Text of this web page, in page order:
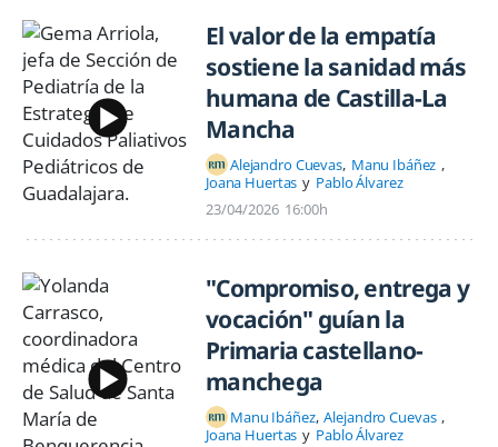
El valor de la empatía
sostiene la sanidad más
humana de Castilla-La
Mancha
Alejandro Cuevas Manu Ibáñez
Joana Huertas
Pablo Álvarez
23/04/2026 16:00h
"Compromiso, entrega y
vocación" guían la
Primaria castellano-
manchega
Manu Ibáñez Alejandro Cuevas
Joana Huertas
Pablo Álvarez